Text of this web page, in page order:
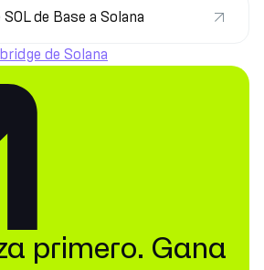
de Base a Solana
de Solana
primero. Gana